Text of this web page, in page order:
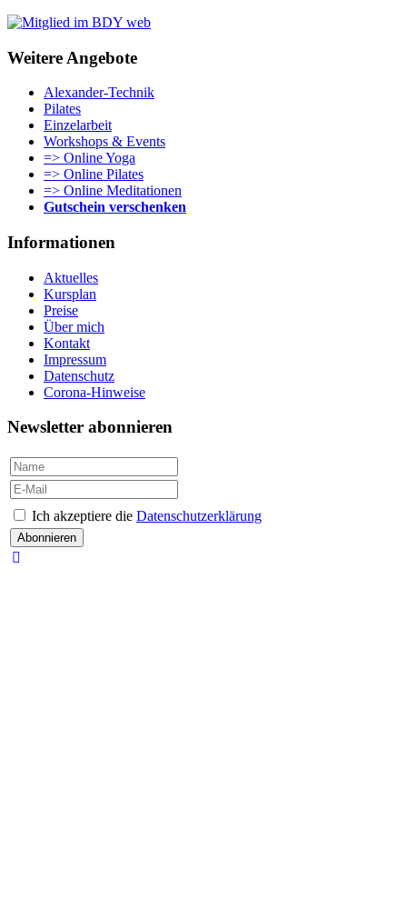
Weitere Angebote
Alexander-Technik
Pilates
Einzelarbeit
Workshops & Events
=> Online Yoga
=> Online Pilates
=> Online Meditationen
Gutschein verschenken
Informationen
Aktuelles
Kursplan
Preise
Über mich
Kontakt
Impressum
Datenschutz
Corona-Hinweise
Newsletter abonnieren
Ich akzeptiere die Datenschutzerklärung
Abonnieren